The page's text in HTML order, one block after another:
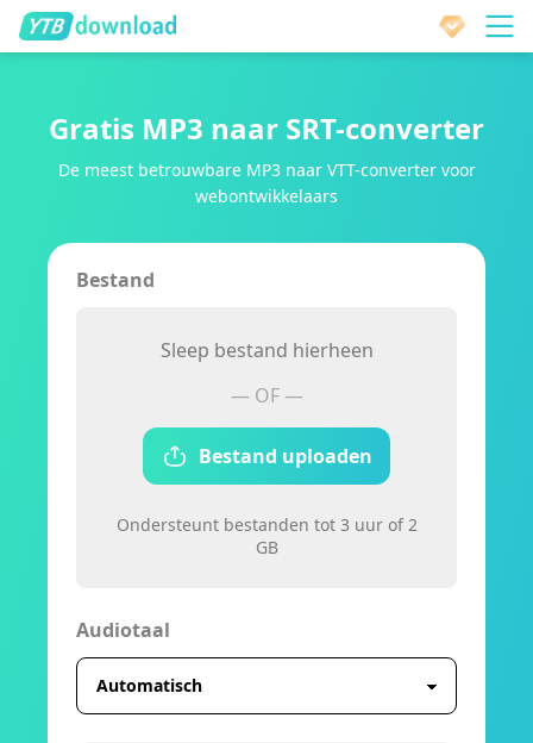
Gratis MP3 naar SRT-converter
De meest betrouwbare MP3 naar VTT-converter voor
webontwikkelaars
Bestand
Sleep bestand hierheen
— OF —
Bestand uploaden
Ondersteunt bestanden tot 3 uur of 2
GB
Audiotaal